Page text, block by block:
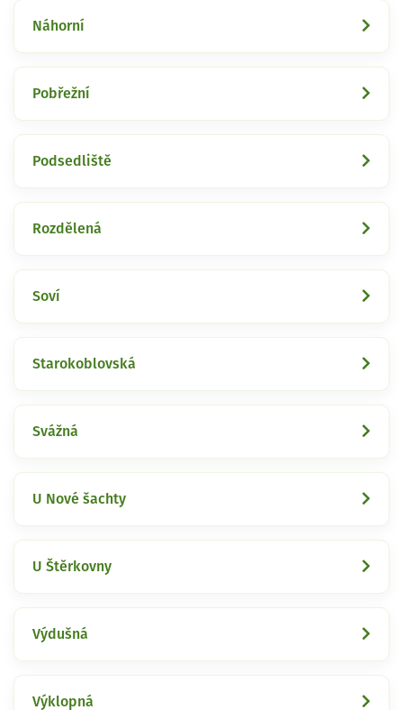
Náhorní
Pobřežní
Podsedliště
Rozdělená
Soví
Starokoblovská
Svážná
U Nové šachty
U Štěrkovny
Výdušná
Výklopná